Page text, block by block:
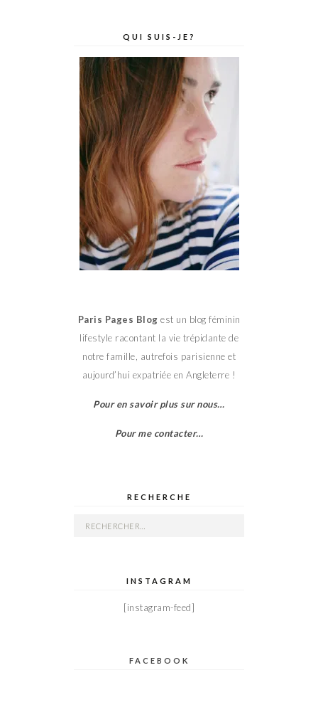
QUI SUIS-JE?
Paris Pages Blog est un blog féminin
lifestyle racontant la vie trépidante de
notre famille, autrefois parisienne et
aujourd’hui expatriée en Angleterre !
Pour en savoir plus sur nous…
Pour me contacter…
RECHERCHE
Rechercher :
INSTAGRAM
[instagram-feed]
FACEBOOK